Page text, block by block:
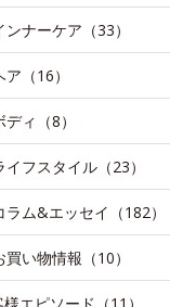
ンナーケア（33）
ア（16）
ディ（8）
イフスタイル（23）
ラム&エッセイ（182）
買い物情報（10）